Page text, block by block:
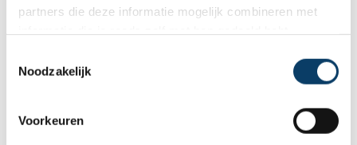
partners die deze informatie mogelijk combineren met
Noodzakelijk
Voorkeuren